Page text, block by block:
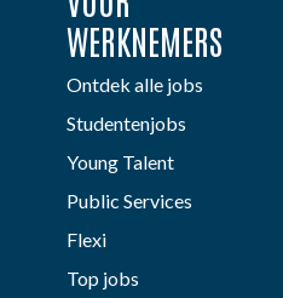
WERKNEMERS
Ontdek alle jobs
Studentenjobs
Young Talent
Public Services
Flexi
Top jobs